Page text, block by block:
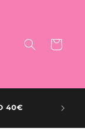
Krepšelis
40€